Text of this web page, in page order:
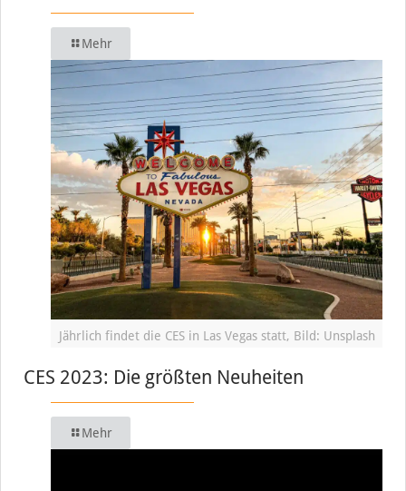
Mehr
Jährlich findet die CES in Las Vegas statt, Bild: Unsplash
CES 2023: Die größten Neuheiten
Mehr